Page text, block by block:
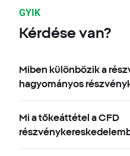
GYIK
Kérdése van?
Miben különbözik a
hagyományos
Mi a tőkeáttétel a CFD